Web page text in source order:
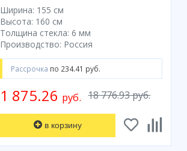
Ширина: 155 см
Высота: 160 см
Толщина стекла: 6 мм
Производство: Россия
Рассрочка по 234.41 руб.
18 776.93 руб.
1 875.26 руб.
в корзину